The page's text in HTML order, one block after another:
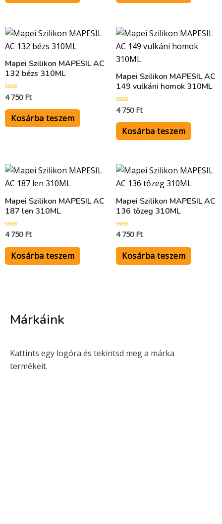
Mapei Szilikon MAPESIL AC
132 bézs 310ML
Értékelés:
/
4 750 Ft
Kosárba teszem
Mapei Szilikon MAPESIL AC
149 vulkáni homok 310ML
Értékelés:
/
4 750 Ft
Kosárba teszem
Mapei Szilikon MAPESIL AC
187 len 310ML
Értékelés:
/
4 750 Ft
Kosárba teszem
Mapei Szilikon MAPESIL AC
136 tőzeg 310ML
Értékelés:
/
4 750 Ft
Kosárba teszem
Márkáink
Kattints egy logóra és tekintsd meg a márka
termékeit.